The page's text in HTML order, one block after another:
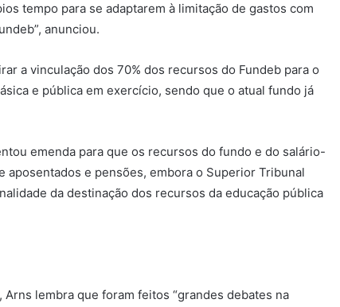
tempo para se adaptarem à limitação de gastos com
anunciou.
a vinculação dos 70% dos recursos do Fundeb para o
e pública em exercício, sendo que o atual fundo já
emenda para que os recursos do fundo e do salário-
aposentados e pensões, embora o Superior Tribunal
da destinação dos recursos da educação pública
lembra que foram feitos “grandes debates na